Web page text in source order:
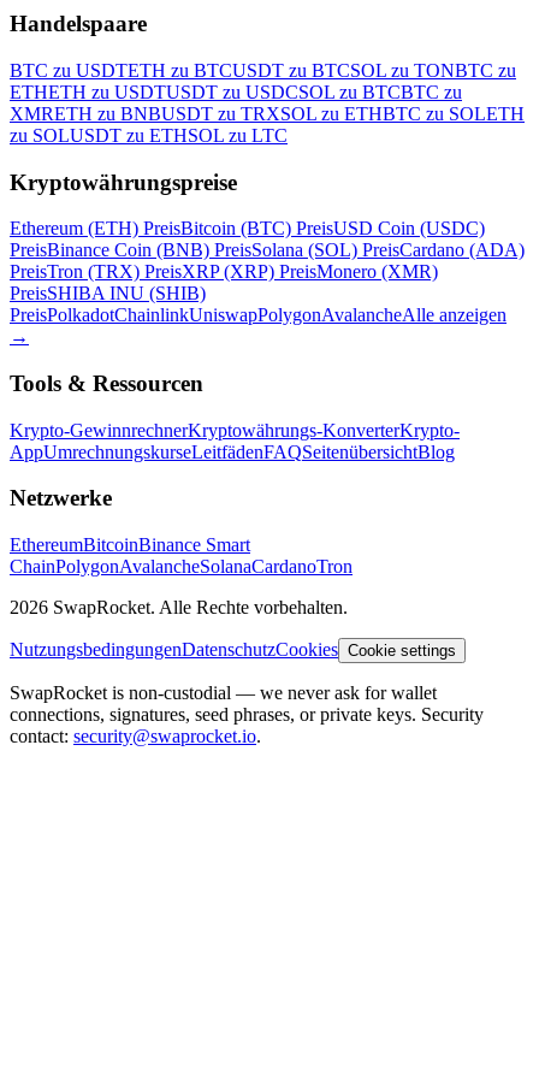
Handelspaare
BTC zu USDTETH zu BTCUSDT zu BTCSOL zu TONBTC zu
ETHETH zu USDTUSDT zu USDCSOL zu BTCBTC zu
XMRETH zu BNBUSDT zu TRXSOL zu ETHBTC zu SOLETH
zu SOLUSDT zu ETHSOL zu LTC
Kryptowährungspreise
Ethereum (ETH) PreisBitcoin (BTC) PreisUSD Coin (USDC)
PreisBinance Coin (BNB) PreisSolana (SOL) PreisCardano (ADA)
PreisTron (TRX) PreisXRP (XRP) PreisMonero (XMR)
PreisSHIBA INU (SHIB)
PreisPolkadotChainlinkUniswapPolygonAvalancheAlle anzeigen
→
Tools & Ressourcen
Krypto-GewinnrechnerKryptowährungs-KonverterKrypto-
AppUmrechnungskurseLeitfädenFAQSeitenübersichtBlog
Netzwerke
EthereumBitcoinBinance Smart
ChainPolygonAvalancheSolanaCardanoTron
2026 SwapRocket. Alle Rechte vorbehalten.
NutzungsbedingungenDatenschutzCookies Cookie settings
SwapRocket is non-custodial — we never ask for wallet
connections, signatures, seed phrases, or private keys. Security
contact: security@swaprocket.io.